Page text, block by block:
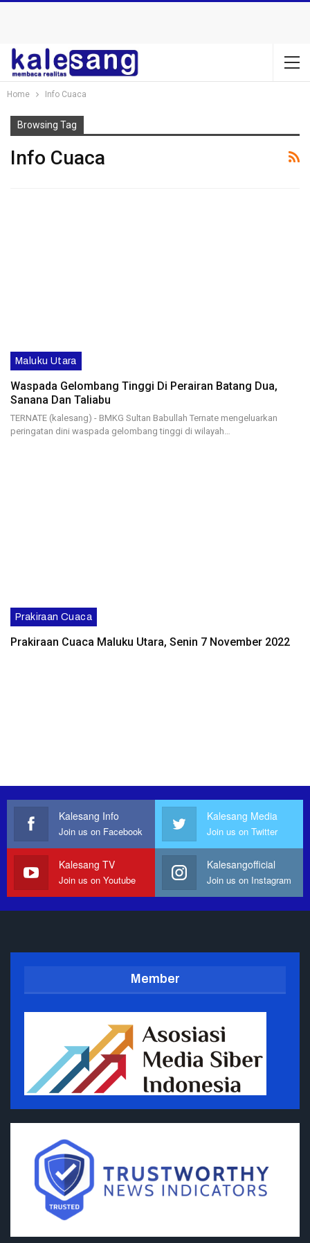
Home Info Cuaca
Browsing Tag
Info Cuaca
Maluku Utara
Waspada Gelombang Tinggi Di Perairan Batang Dua,
Sanana Dan Taliabu
TERNATE (kalesang) - BMKG Sultan Babullah Ternate mengeluarkan
peringatan dini waspada gelombang tinggi di wilayah…
Prakiraan Cuaca
Prakiraan Cuaca Maluku Utara, Senin 7 November 2022
Kalesang Info
Join us on Facebook
Kalesang Media
Join us on Twitter
Kalesang TV
Join us on Youtube
Kalesangofficial
Join us on Instagram
Member